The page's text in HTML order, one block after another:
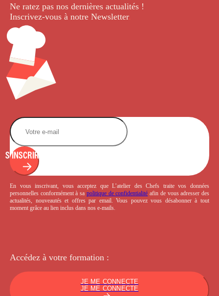
Ne ratez pas nos dernières actualités !
Inscrivez-vous à notre Newsletter.
S'INSCRIRE
En vous inscrivant, vous acceptez que L’atelier des Chefs traite vos données
personnelles conformément à sa politique de confidentialité afin de vous adresser des
actualités, nouveautés et offres par email. Vous pouvez vous désabonner à tout
moment grâce au lien inclus dans nos e-mails.
Accédez à votre formation :
JE ME CONNECTE
JE ME CONNECTE